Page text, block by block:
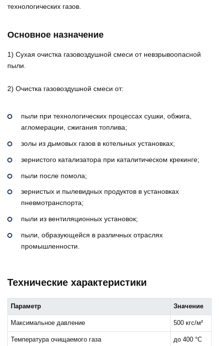
технологических газов.
Основное назначение
1) Сухая очистка газовоздушной смеси от невзрывоопасной
пыли.
2) Очистка газовоздушной смеси от:
пыли при технологических процессах сушки, обжига,
агломерации, сжигания топлива;
золы из дымовых газов в котельных установках;
зернистого катализатора при каталитическом крекинге;
пыли после помола;
зернистых и пылевидных продуктов в установках
пневмотранспорта;
пыли из вентиляционных установок;
пыли, образующейся в различных отраслях
промышленности.
Технические характеристики
Параметр Значение
Максимальное давление 500 кгс/м²
Температура очищаемого газа до 400 °C